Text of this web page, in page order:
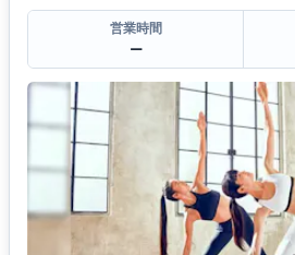
営業時間
ー